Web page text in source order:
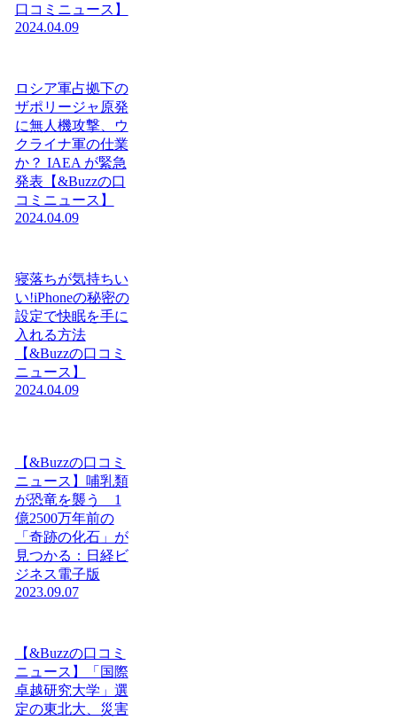
口コミニュース】
2024.04.09
ロシア軍占拠下の
ザポリージャ原発
に無人機攻撃、ウ
クライナ軍の仕業
か？ IAEA が緊急
発表【&Buzzの口
コミニュース】
2024.04.09
寝落ちが気持ちい
い!iPhoneの秘密の
設定で快眠を手に
入れる方法
【&Buzzの口コミ
ニュース】
2024.04.09
【&Buzzの口コミ
ニュース】哺乳類
が恐竜を襲う 1
億2500万年前の
「奇跡の化石」が
見つかる：日経ビ
ジネス電子版
2023.09.07
【&Buzzの口コミ
ニュース】「国際
卓越研究大学」選
定の東北大、災害